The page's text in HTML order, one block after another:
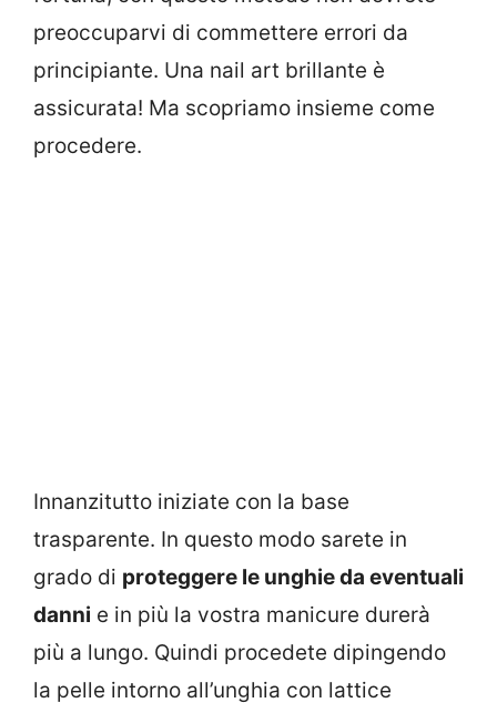
preoccuparvi di commettere errori da
principiante. Una nail art brillante è
assicurata! Ma scopriamo insieme come
procedere.
Innanzitutto iniziate con la base
trasparente. In questo modo sarete in
grado di proteggere le unghie da eventuali
danni e in più la vostra manicure durerà
più a lungo. Quindi procedete dipingendo
la pelle intorno all’unghia con lattice